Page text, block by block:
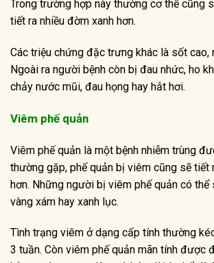
Trong trường hợp này thường cơ thể cũng
tiết ra nhiều đờm xanh hơn.
Các triệu chứng đặc trưng khác là sốt cao,
Ngoài ra người bệnh còn bị đau nhức, ho
chảy nước mũi, đau họng hay hắt hơi.
Viêm phế quản
Viêm phế quản là một bệnh nhiễm trùng
thường gặp, phế quản bị viêm cũng sẽ tiết
hơn. Những người bị viêm phế quản có thể
vàng xám hay xanh lục.
Tình trạng viêm ở dạng cấp tính thường
3 tuần. Còn viêm phế quản mãn tính được